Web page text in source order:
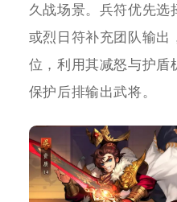
久战场景。兵符优先选
或烈日符补充团队输出
位，利用其减怒与护盾
保护后排输出武将。